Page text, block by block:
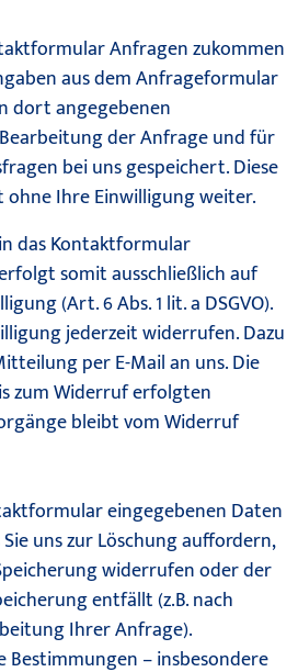
Anfragen zukommen
aus dem Anfrageformular
dort angegebenen
der Anfrage und für
bei uns gespeichert. Diese
Ihre Einwilligung weiter.
das Kontaktformular
somit ausschließlich auf
(Art. 6 Abs. 1 lit. a DSGVO).
jederzeit widerrufen. Dazu
per E-Mail an uns. Die
zum Widerruf erfolgten
bleibt vom Widerruf
eingegebenen Daten
uns zur Löschung auffordern,
widerrufen oder der
entfällt (z.B. nach
Ihrer Anfrage).
Bestimmungen – insbesondere